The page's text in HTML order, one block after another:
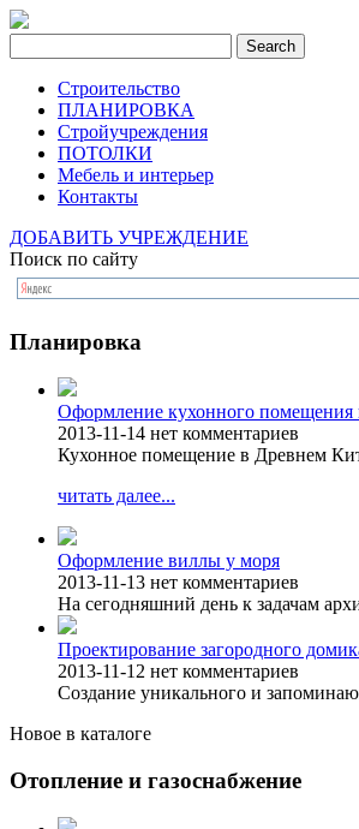
Строительство
ПЛАНИРОВКА
Стройучреждения
ПОТОЛКИ
Мебель и интерьер
Контакты
ДОБАВИТЬ УЧРЕЖДЕНИЕ
Поиск по сайту
Планировка
Оформление кухонного
2013-11-14 нет комментариев
Кухонное помещение в Древнем
читать далее...
Оформление виллы у моря
2013-11-13 нет комментариев
На сегодняшний день к задачам
Проектирование загородного
2013-11-12 нет комментариев
Создание уникального и
Новое в каталоге
Отопление и газоснабжение